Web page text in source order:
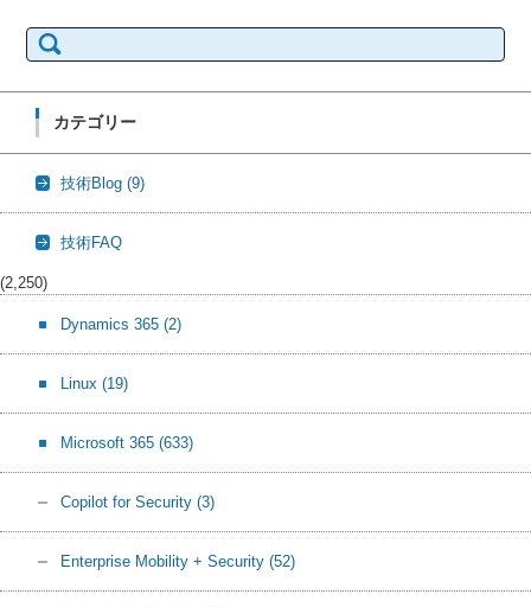
索:
カテゴリー
技術Blog (9)
技術FAQ
(2,250)
Dynamics 365 (2)
Linux (19)
Microsoft 365 (633)
Copilot for Security (3)
Enterprise Mobility + Security (52)